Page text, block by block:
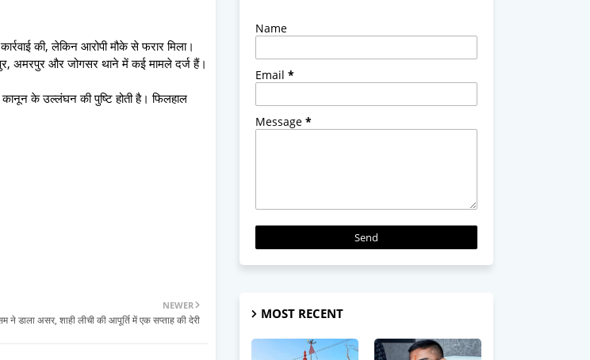
की, लेकिन आरोपी मौके से फरार मिला।
अमरपुर और जोगसर थाने में कई मामले दर्ज हैं।
के उल्लंघन की पुष्टि होती है। फिलहाल
NEWER
ने डाला असर, शाही लीची की आपूर्ति में एक सप्ताह की देरी
Name
Email *
Message *
MOST RECENT